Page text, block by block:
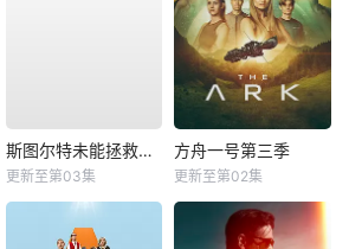
斯图尔特未能拯救宇宙
更新至第03集
方舟一号第三季
更新至第02集